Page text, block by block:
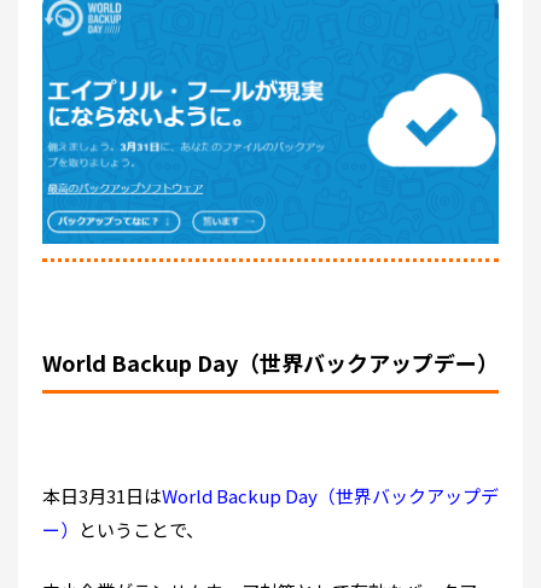
World Backup Day（世界バックアップデー）
本日3月31日はWorld Backup Day（世界バックアップデ
ー）
ということで、